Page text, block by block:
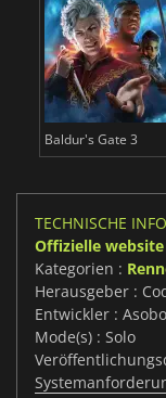
Baldur's Gate 3
TECHNISCHE
Offizielle website
Kategorien :
Herausgeber :
Entwickler :
Mode(s) : Solo